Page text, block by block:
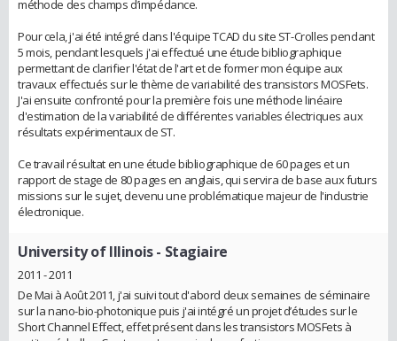
méthode des champs d’impédance.
Pour cela, j'ai été intégré dans l'équipe TCAD du site ST-Crolles pendant
5 mois, pendant lesquels j'ai effectué une étude bibliographique
permettant de clarifier l'état de l'art et de former mon équipe aux
travaux effectués sur le thème de variabilité des transistors MOSFets.
J'ai ensuite confronté pour la première fois une méthode linéaire
d'estimation de la variabilité de différentes variables électriques aux
résultats expérimentaux de ST.
Ce travail résultat en une étude bibliographique de 60 pages et un
rapport de stage de 80 pages en anglais, qui servira de base aux futurs
missions sur le sujet, devenu une problématique majeur de l'industrie
électronique.
University of Illinois- Stagiaire
2011 - 2011
De Mai à Août 2011, j'ai suivi tout d'abord deux semaines de séminaire
sur la nano-bio-photonique puis j'ai intégré un projet d’études sur le
Short Channel Effect, effet présent dans les transistors MOSFets à